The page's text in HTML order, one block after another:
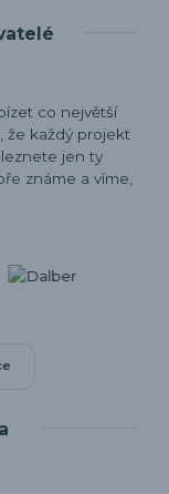
co největší
že každý projekt
jen ty
známe a víme,